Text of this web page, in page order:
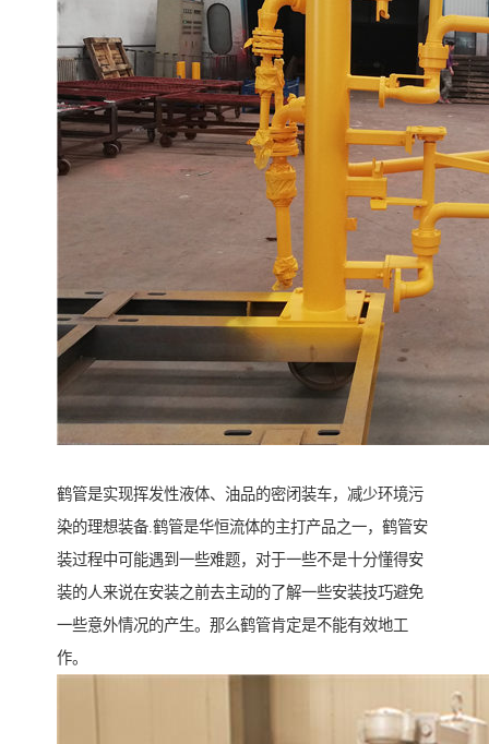
鹤管是实现挥发性液体、油品的密闭装车，减少环境污
染的理想装备.鹤管是华恒流体的主打产品之一，鹤管安
装过程中可能遇到一些难题，对于一些不是十分懂得安
装的人来说在安装之前去主动的了解一些安装技巧避免
一些意外情况的产生。那么鹤管肯定是不能有效地工
作。